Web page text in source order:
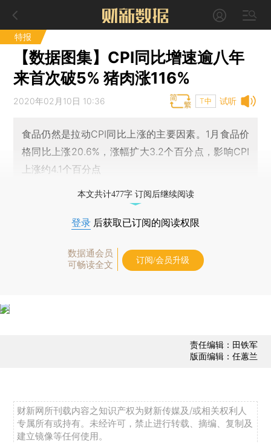
特报
【数据图集】CPI同比增速逾八年
来首次破5% 猪肉涨116%
试听
2020年02月10日 10:36 T中
食品仍然是拉动CPI同比上涨的主要因素。1月食品价
格同比上涨20.6%，涨幅扩大3.2个百分点，影响CPI
上涨约4.1个百分点
本文共计477字 订阅后继续阅读
登录 后获取已订阅的阅读权限
数据通会员
可畅读全文
订阅/会员升级
责任编辑：田铁军
版面编辑：任蕙兰
财新网所刊载内容之知识产权为财新传媒及/或相关权利人
专属所有或持有。未经许可，禁止进行转载、摘编、复制及
建立镜像等任何使用。